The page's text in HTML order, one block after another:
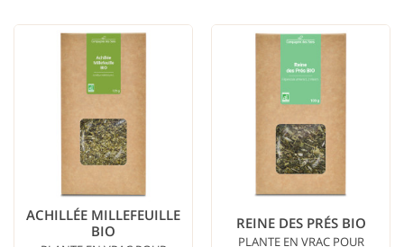
ACHILLÉE MILLEFEUILLE
BIO
REINE DES PRÉS BIO
PLANTE EN VRAC POUR